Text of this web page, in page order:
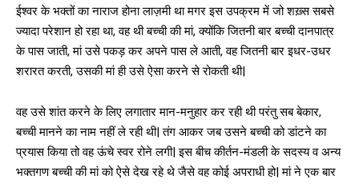
ईश्वर के भक्तों का नाराज होना लाज़मी था मगर इस उपक्रम में जो शख़्स सबसे
ज्यादा परेशान हो रहा था, वह थी बच्ची की मां, क्योंकि जितनी बार बच्ची दानपात्र
के पास जाती, मां उसे पकड़ कर अपने पास ले आती, वह जितनी बार इधर-उधर
शरारत करती, उसकी मां ही उसे ऐसा करने से रोकती थी|
वह उसे शांत करने के लिए लगातार मान-मनुहार कर रही थी परंतु सब बेकार,
बच्ची मानने का नाम नहीं ले रही थी| तंग आकर जब उसने बच्ची को डांटने का
प्रयास किया तो वह ऊंचे स्वर रोने लगी| इस बीच कीर्तन-मंडली के सदस्य व अन्य
भक्तगण बच्ची की मां को ऐसे देख रहे थे जैसे वह कोई अपराधी हो| मां ने एक बार